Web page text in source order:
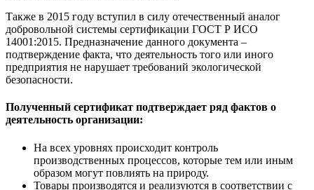
Также в 2015 году вступил в силу отечественный аналог
добровольной системы сертификации ГОСТ Р ИСО
14001:2015. Предназначение данного документа –
подтверждение факта, что деятельность того или иного
предприятия не нарушает требований экологической
безопасности.
Полученный сертификат подтверждает ряд фактов о
деятельность организации:
На всех уровнях происходит контроль
производственных процессов, которые тем или иным
образом могут повлиять на природу.
Товары производятся и реализуются в соответствии с